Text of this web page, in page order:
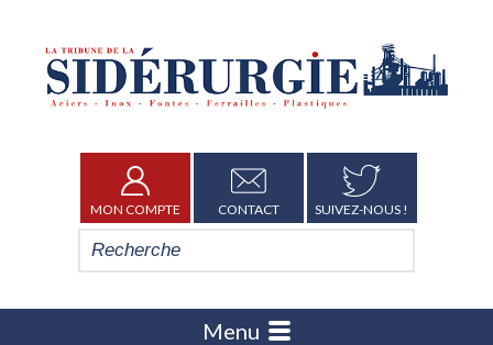
MON COMPTE CONTACT SUIVEZ-NOUS !
Menu